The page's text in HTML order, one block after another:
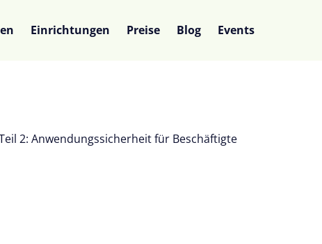
Einrichtungen Preise Blog Events
2: Anwendungssicherheit für Beschäftigte